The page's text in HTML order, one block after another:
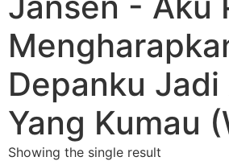
Depanku Jadi
Yang Kumau
Showing the single result